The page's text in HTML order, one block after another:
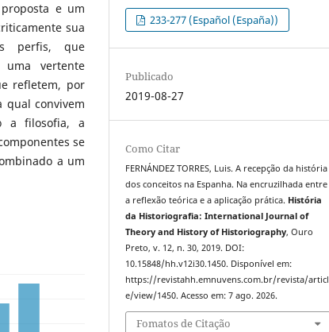
e um
sua
perfis, que
uma vertente
refletem, por
qual convivem
a filosofia, a
se
a um
233-277 (Español (España))
Publicado
2019-08-27
Como Citar
FERNÁNDEZ TORRES, Luis. A recepção da história
dos conceitos na Espanha. Na encruzilhada entre
a reflexão teórica e a aplicação prática. História
da Historiografia: International Journal of
Theory and History of Historiography, Ouro
Preto, v. 12, n. 30, 2019. DOI:
10.15848/hh.v12i30.1450. Disponível em:
https://revistahh.emnuvens.com.br/revista/articl
e/view/1450. Acesso em: 7 ago. 2026.
Fomatos de Citação